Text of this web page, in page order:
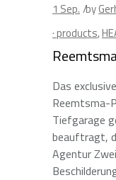
1 Sep. by
· products,
Das
Reemtsma-
Tiefgarage
beauftragt,
Agentur